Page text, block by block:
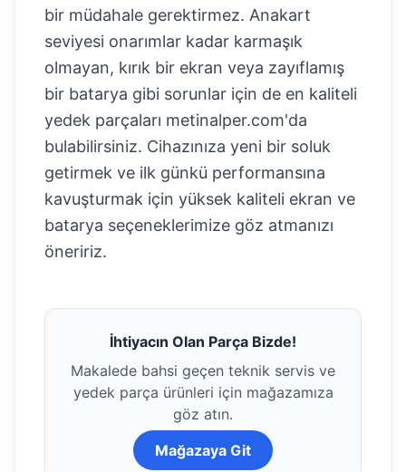
bir müdahale gerektirmez. Anakart
seviyesi onarımlar kadar karmaşık
olmayan, kırık bir ekran veya zayıflamış
bir batarya gibi sorunlar için de en kaliteli
yedek parçaları metinalper.com'da
bulabilirsiniz. Cihazınıza yeni bir soluk
getirmek ve ilk günkü performansına
kavuşturmak için yüksek kaliteli ekran ve
batarya seçeneklerimize göz atmanızı
öneririz.
İhtiyacın Olan Parça Bizde!
Makalede bahsi geçen teknik servis ve
yedek parça ürünleri için mağazamıza
göz atın.
Mağazaya Git